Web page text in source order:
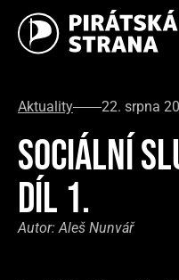
Aktuality 22. srpna
SOCIÁLNÍ
DÍL 1.
Autor:Aleš Nunvář